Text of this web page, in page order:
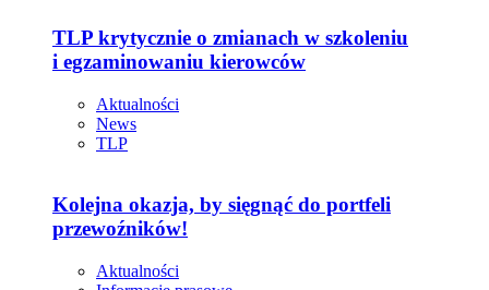
TLP krytycznie o zmianach w szkoleniu
i egzaminowaniu kierowców
Aktualności
News
TLP
Kolejna okazja, by sięgnąć do portfeli
przewoźników!
Aktualności